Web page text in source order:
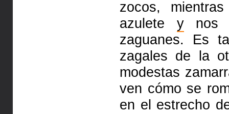
zocos,
azulete ynos
zaguanes. Es
zagales de la
modestas
ven cómo se
en el estrecho